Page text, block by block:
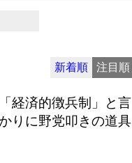
新着順 注目順
経済的徴兵制」と言
りに野党叩きの道具